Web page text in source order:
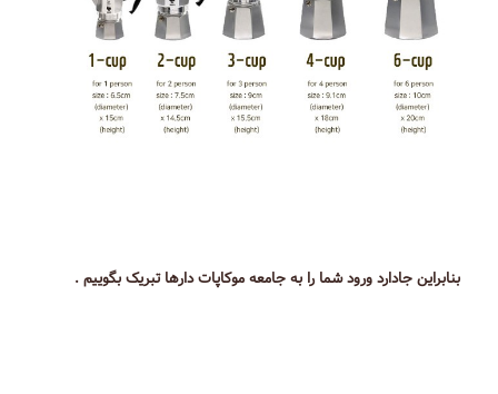
بنابراین جادارد ورود شما را به جامعه موکاپات دارها تبریک بگوییم .